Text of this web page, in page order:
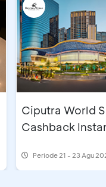
Ciputra World
Cashback
Periode21 - 23 Agu